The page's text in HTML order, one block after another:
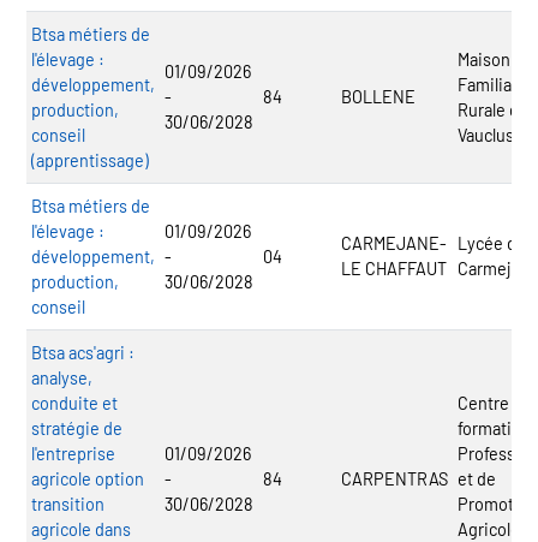
Btsa métiers de
l'élevage :
développement,
production,
conseil
(apprentissage)
01/09/2026
-
30/06/2028
84 BOLLENE
Maison
Familiale
Rurale de
Vaucluse
Btsa métiers de
l'élevage :
développement,
production,
conseil
01/09/2026
-
30/06/2028
04
CARMEJANE-
LE CHAFFAUT
Lycée de
Carmejane
Btsa acs'agri :
analyse,
conduite et
stratégie de
l'entreprise
agricole option
transition
agricole dans
01/09/2026
-
30/06/2028
84 CARPENTRAS
Centre de
formation
et de
Promotion
Agricole